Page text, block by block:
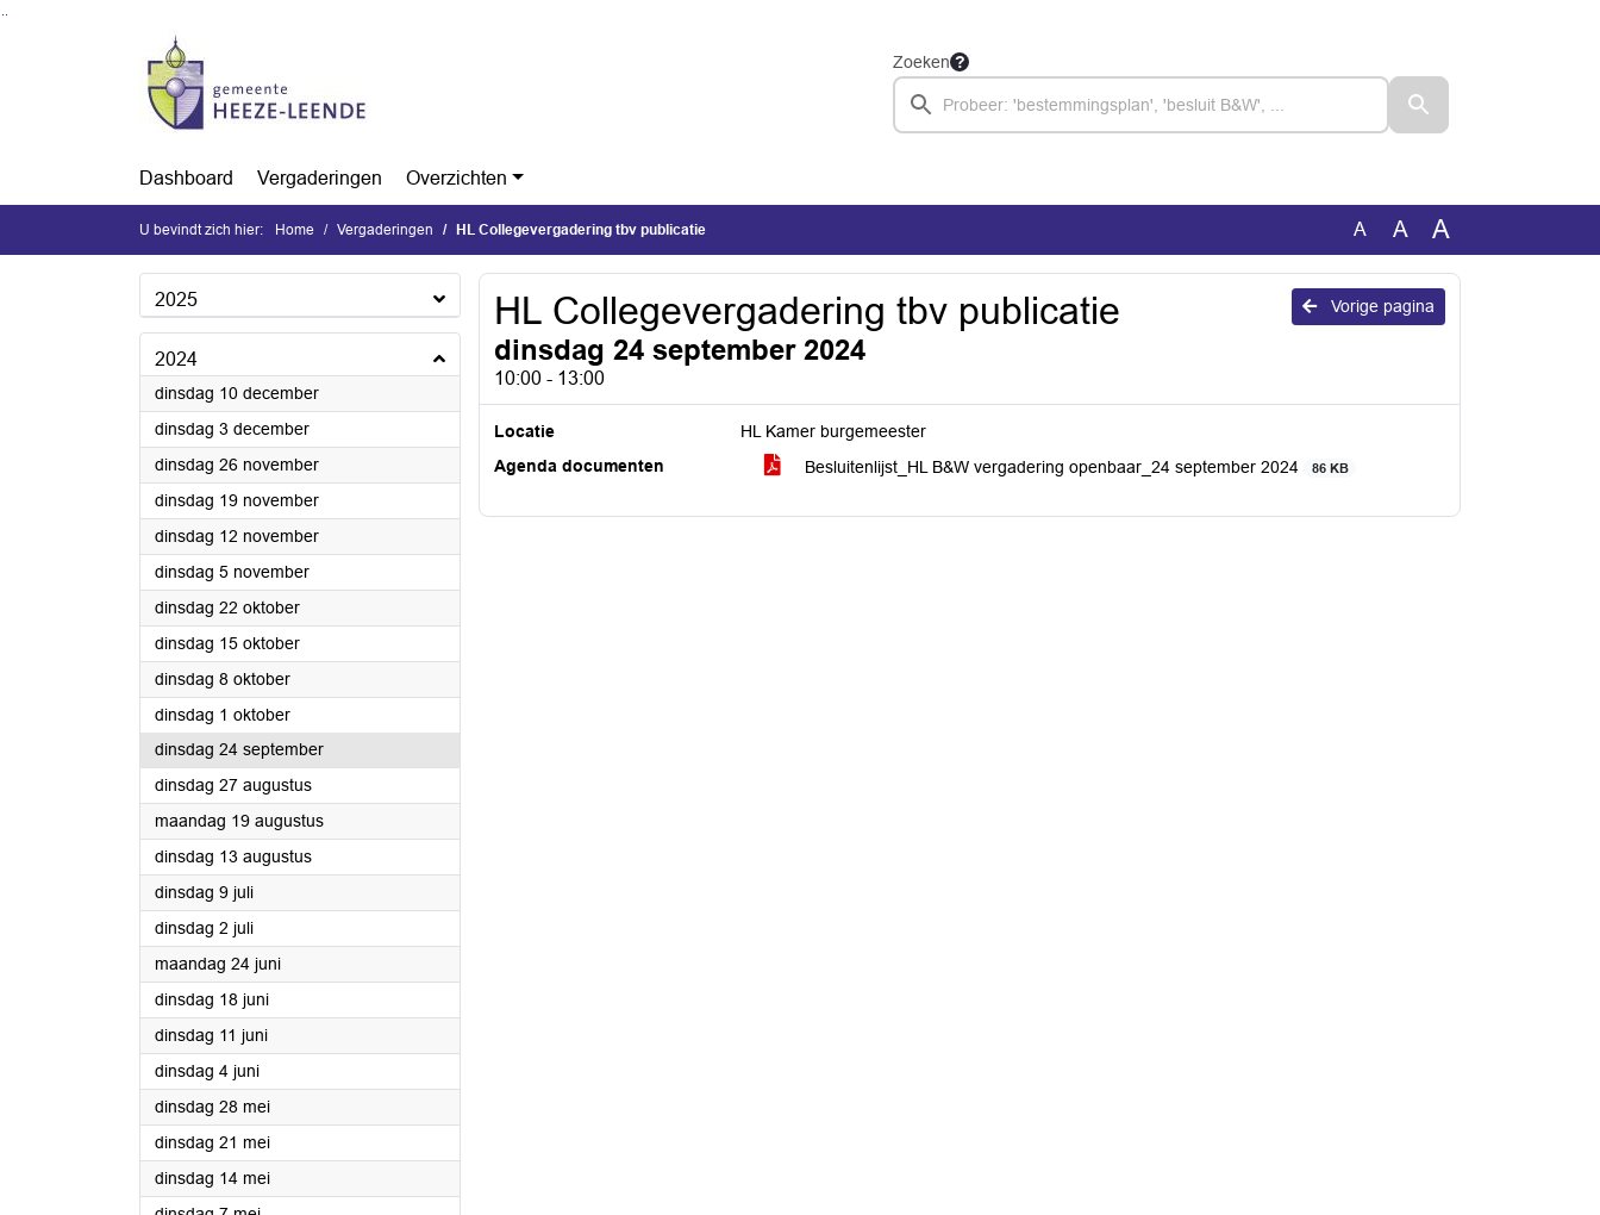
Zoeken
Dashboard Vergaderingen Overzichten
U bevindt zich hier: Home Vergaderingen HL Collegevergadering tbv publicatie A A A
2025
2024
dinsdag 10 december2024
dinsdag 3 december2024
dinsdag 26 november2024
dinsdag 19 november2024
dinsdag 12 november2024
dinsdag 5 november2024
dinsdag 22 oktober2024
dinsdag 15 oktober2024
dinsdag 8 oktober2024
dinsdag 1 oktober2024
dinsdag 24 september2024
dinsdag 27 augustus2024
maandag 19 augustus2024
dinsdag 13 augustus2024
dinsdag 9 juli2024
dinsdag 2 juli2024
maandag 24 juni2024
dinsdag 18 juni2024
dinsdag 11 juni2024
dinsdag 4 juni2024
dinsdag 28 mei2024
dinsdag 21 mei2024
dinsdag 14 mei2024
Vorige pagina
HL Collegevergadering tbv publicatie
dinsdag 24 september 2024
10:00 - 13:00
Locatie
HL Kamer burgemeester
Agenda documenten
Besluitenlijst_HL B&W vergadering openbaar_24 september 2024 86 KB